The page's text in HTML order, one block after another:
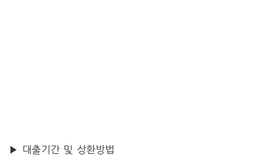
▶ 대출기간 및 상환방법